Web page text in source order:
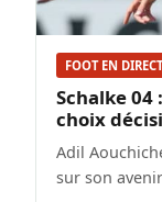
FOOT EN DIRECT
Schalke 04
choix
Adil
sur son